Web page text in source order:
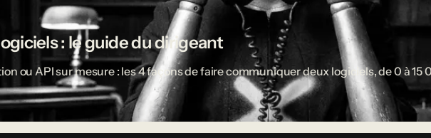
: le guide du dirigeant
ou API sur mesure : les 4 façons de faire communiquer deux logiciels, de 0 à 15